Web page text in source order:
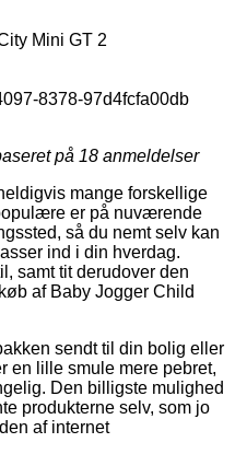
Mini GT 2
8378-97d4fcfa00db
på 18 anmeldelser
mange forskellige
er på nuværende
så du nemt selv kan
ind i din hverdag.
samt tit derudover den
af Baby Jogger Child
sendt til din bolig eller
en lille smule mere pebret,
Den billigste mulighed
produkterne selv, som jo
af internet